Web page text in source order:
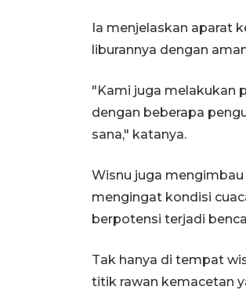
Ia menjelaskan aparat
liburannya dengan
"Kami juga melakukan
dengan beberapa
sana," katanya.
Wisnu juga
mengingat kondisi
berpotensi terjadi
Tak hanya di tempat
titik rawan kemacetan